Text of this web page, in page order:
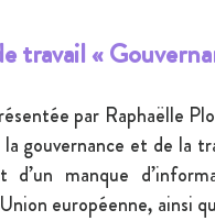
travail «
par Raphaëlle
gouvernance et de la
manque
européenne, ainsi